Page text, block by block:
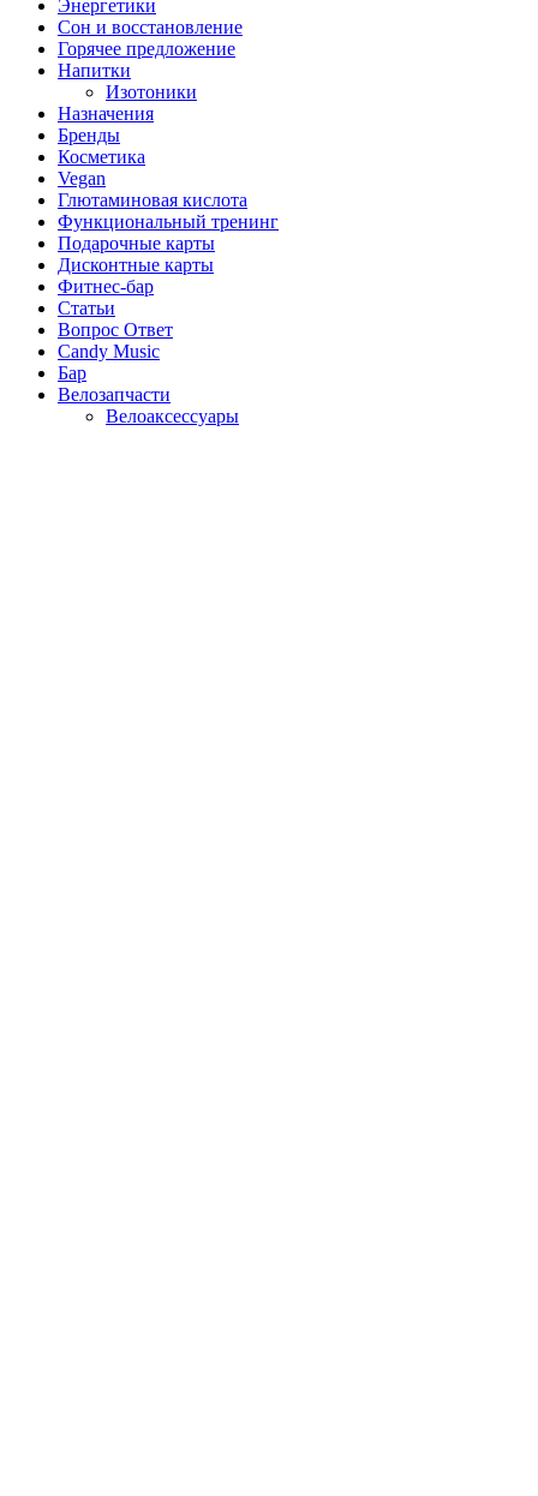
Энергетики
Сон и восстановление
Горячее предложение
Напитки
Изотоники
Назначения
Бренды
Косметика
Vegan
Глютаминовая кислота
Функциональный тренинг
Подарочные карты
Дисконтные карты
Фитнес-бар
Статьи
Вопрос Ответ
Candy Music
Бар
Велозапчасти
Велоаксессуары